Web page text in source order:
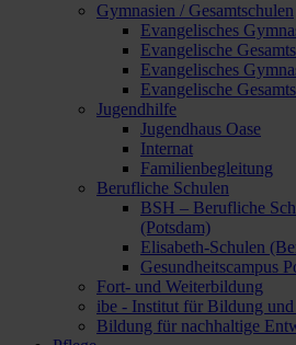
Gymnasien / Gesamtschulen
Evangelisches
Evangelische
Evangelisches
Evangelische
Jugendhilfe
Jugendhaus Oase
Internat
Familienbegleitung
Berufliche Schulen
BSH – Berufliche
(Potsdam)
Elisabeth-Schulen
Gesundheitscampus
Fort- und Weiterbildung
ibe - Institut für Bildung
Bildung für nachhaltige